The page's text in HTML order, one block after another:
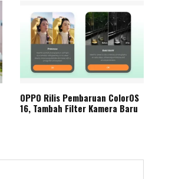
OPPO Rilis Pembaruan ColorOS
16, Tambah Filter Kamera Baru